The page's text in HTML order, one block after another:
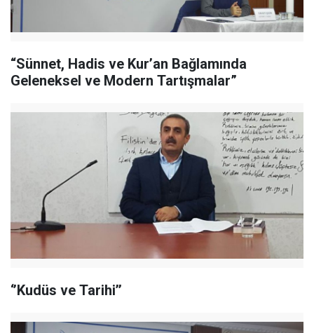
“Sünnet, Hadis ve Kur’an Bağlamında
Geleneksel ve Modern Tartışmalar”
‘’Kudüs ve Tarihi’’